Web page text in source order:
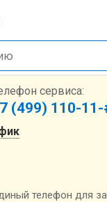
сервиса:
(499) 110-
телефон для